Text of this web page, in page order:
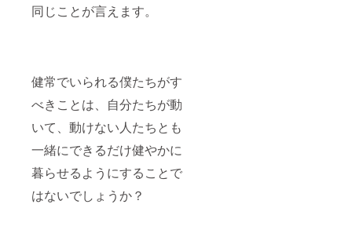
同じことが言えます。
健常でいられる僕たちがす
べきことは、自分たちが動
いて、動けない人たちとも
一緒にできるだけ健やかに
暮らせるようにすることで
はないでしょうか？